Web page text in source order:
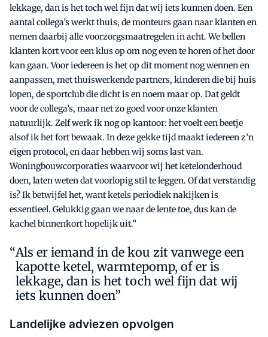
lekkage, dan is het toch wel fijn dat wij iets kunnen doen. Een
aantal collega’s werkt thuis, de monteurs gaan naar klanten en
nemen daarbij alle voorzorgsmaatregelen in acht. We bellen
klanten kort voor een klus op om nog even te horen of het door
kan gaan. Voor iedereen is het op dit moment nog wennen en
aanpassen, met thuiswerkende partners, kinderen die bij huis
lopen, de sportclub die dicht is en noem maar op. Dat geldt
voor de collega’s, maar net zo goed voor onze klanten
natuurlijk. Zelf werk ik nog op kantoor: het voelt een beetje
alsof ik het fort bewaak. In deze gekke tijd maakt iedereen z’n
eigen protocol, en daar hebben wij soms last van.
Woningbouwcorporaties waarvoor wij het ketelonderhoud
doen, laten weten dat voorlopig stil te leggen. Of dat verstandig
is? Ik betwijfel het, want ketels periodiek nakijken is
essentieel. Gelukkig gaan we naar de lente toe, dus kan de
kachel binnenkort hopelijk uit.”
Als er iemand in de kou zit vanwege een
kapotte ketel, warmtepomp, of er is
lekkage, dan is het toch wel fijn dat wij
iets kunnen doen”
Landelijke adviezen opvolgen